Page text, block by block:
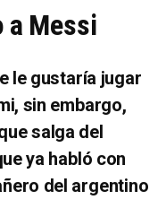
a Messi
le gustaría jugar
sin embargo,
salga del
ya habló con
del argentino